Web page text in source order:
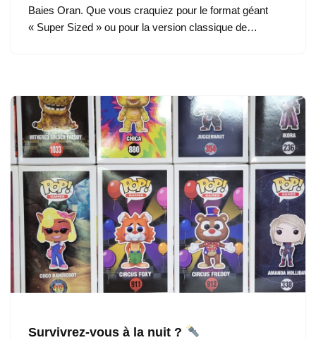
Baies Oran. Que vous craquiez pour le format géant
« Super Sized » ou pour la version classique de…
Survivrez-vous à la nuit ?